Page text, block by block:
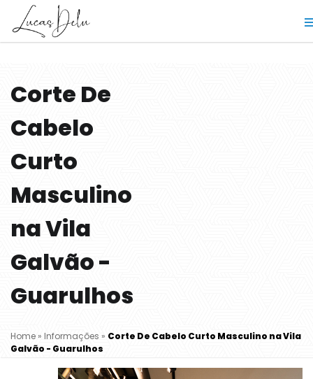
Corte De
Cabelo
Curto
Masculino
na Vila
Galvão -
Guarulhos
Home» Informações » Corte De Cabelo Curto Masculino na Vila
Galvão - Guarulhos